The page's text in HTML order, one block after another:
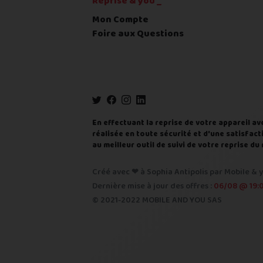
Code postal
Pays*
IBAN
Je donnerai mes informations
Mon Compte
Foire aux Questions
En effectuant la reprise de votre appareil
réalisée en toute sécurité et d'une
au meilleur outil de suivi de votre reprise
Créé avec ❤ à Sophia Antipolis par Mobile &
Dernière mise à jour des offres : 06/08 @
© 2021-2022 MOBILE AND YOU SAS